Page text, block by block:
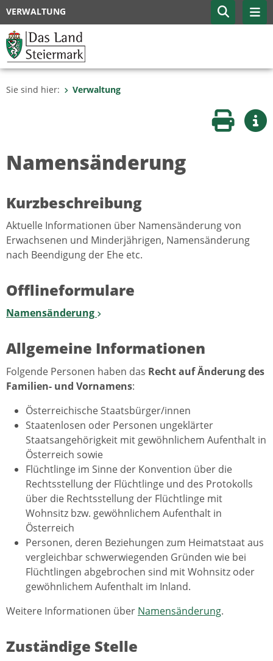
VERWALTUNG
Sie sind hier: Verwaltung
Seite
Namensänderung
Kurzbeschreibung
Aktuelle Informationen über Namensänderung von
Erwachsenen und Minderjährigen, Namensänderung
nach Beendigung der Ehe etc.
Offlineformulare
Namensänderung
Allgemeine Informationen
Folgende Personen haben das Recht auf Änderung des
Familien- und Vornamens:
Österreichische Staatsbürger/innen
Staatenlosen oder Personen ungeklärter
Staatsangehörigkeit mit gewöhnlichem Aufenthalt in
Österreich sowie
Flüchtlinge im Sinne der Konvention über die
Rechtsstellung der Flüchtlinge und des Protokolls
über die Rechtsstellung der Flüchtlinge mit
Wohnsitz bzw. gewöhnlichem Aufenthalt in
Österreich
Personen, deren Beziehungen zum Heimatstaat aus
vergleichbar schwerwiegenden Gründen wie bei
Flüchtlingen abgebrochen sind mit Wohnsitz oder
gewöhnlichem Aufenthalt im Inland.
Weitere Informationen über Namensänderung.
Zuständige Stelle